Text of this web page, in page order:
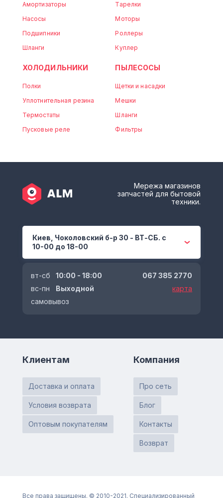
Амортизаторы
Насосы
Подшипники
Шланги
Тарелки
Моторы
Роллеры
Куплер
ХОЛОДИЛЬНИКИ
Полки
Уплотнительная резина
Термостаты
Пусковые реле
ПЫЛЕСОСЫ
Щетки и насадки
Мешки
Шланги
Фильтры
Мережа магазинов
запчастей для бытовой
техники.
Киев, Чоколовский б-р 30 - ВТ-СБ. с
10-00 до 18-00
вт-сб
10:00 - 18:00
вс-пн
Выходной
самовывоз
067 385 2770
карта
Клиентам
Доставка и оплата
Условия возврата
Оптовым покупателям
Компания
Про сеть
Блог
Контакты
Возврат
Все права защищены. © 2010-2021. Специализированный